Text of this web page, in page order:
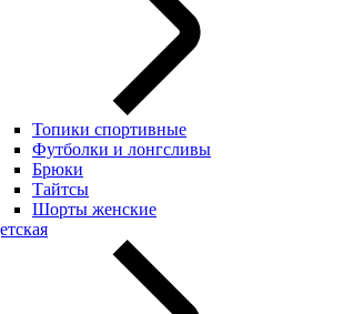
Топики спортивные
Футболки и лонгсливы
Брюки
Тайтсы
Шорты женские